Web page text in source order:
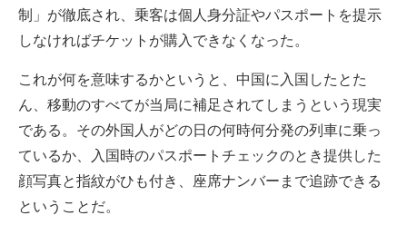
制」が徹底され、乗客は個人身分証やパスポートを提示
しなければチケットが購入できなくなった。
これが何を意味するかというと、中国に入国したとた
ん、移動のすべてが当局に補足されてしまうという現実
である。その外国人がどの日の何時何分発の列車に乗っ
ているか、入国時のパスポートチェックのとき提供した
顔写真と指紋がひも付き、座席ナンバーまで追跡できる
ということだ。